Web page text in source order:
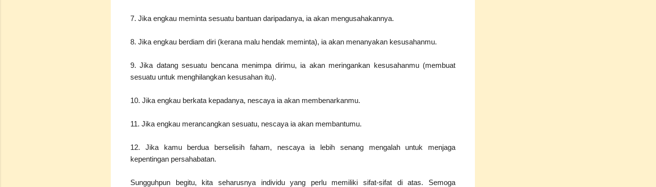
7. Jika engkau meminta sesuatu bantuan daripadanya, ia akan mengusahakannya.
8. Jika engkau berdiam diri (kerana malu hendak meminta), ia akan menanyakan kesusahanmu.
9. Jika datang sesuatu bencana menimpa dirimu, ia akan meringankan kesusahanmu (membuat
sesuatu untuk menghilangkan kesusahan itu).
10. Jika engkau berkata kepadanya, nescaya ia akan membenarkanmu.
11. Jika engkau merancangkan sesuatu, nescaya ia akan membantumu.
12. Jika kamu berdua berselisih faham, nescaya ia lebih senang mengalah untuk menjaga
kepentingan persahabatan.
Sungguhpun begitu, kita seharusnya individu yang perlu memiliki sifat-sifat di atas. Semoga